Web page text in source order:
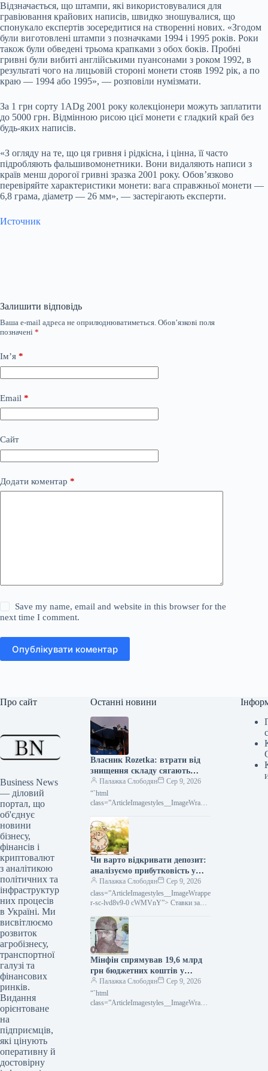
Відзначається, що штампи, які використовувалися для
гравіювання крайових написів, швидко зношувалися, що
спонукало експертів зосередитися на створенні нових. «Згодом
були виготовлені штампи з позначками 1994 і 1995 років. Роки
також були обведені трьома крапками з обох боків. Пробні
гривні були вибиті англійськими пуансонами з роком 1992, в
результаті чого на лицьовій стороні монети стояв 1992 рік, а по
краю — 1994 або 1995», — розповіли нумізмати.
За 1 грн сорту 1ADg 2001 року колекціонери можуть заплатити
до 5000 грн. Відмінною рисою цієї монети є гладкий край без
будь-яких написів.
«З огляду на те, що ця гривня і рідкісна, і цінна, її часто
підробляють фальшивомонетники. Вони видаляють написи з
країв менш дорогої гривні зразка 2001 року. Обов’язково
перевіряйте характеристики монети: вага справжньої монети —
6,8 грама, діаметр — 26 мм», — застерігають експерти.
Источник
Залишити відповідь
Ваша e-mail адреса не оприлюднюватиметься. Обов’язкові поля
позначені *
Ім’я *
Email *
Сайт
Додати коментар *
Save my name, email and website in this browser for the
next time I comment.
Опублікувати коментар
Про сайт
Business News
— діловий
портал, що
об'єднує
новини
бізнесу,
фінансів і
криптовалют
з аналітикою
політичних та
інфраструктур
них процесів
в Україні. Ми
висвітлюємо
розвиток
агробізнесу,
транспортної
галузі та
фінансових
ринків.
Видання
орієнтоване
на
підприємців,
які цінують
оперативну й
достовірну
Останні новини
Власник Rozetka: втрати від
знищення складу сягають
мільярдів гривень
Палажка Слободян
Сер 9, 2026
“`html
class=”ArticleImagestyles__ImageWrappe
src="/wp-
content/uploads/2026/08/cb2b6149ecf674
28173c470a7e114f83.jpg" alt="5 серпня
три балістичні ракети рф зруйнували
найбільший розподільчий складський
комплекс Rozetka в
Чи варто відкривати депозит:
аналізуємо прибутковість у
нинішніх умовах
Палажка Слободян
Сер 9, 2026
class=”ArticleImagestyles__ImageWrappe
r-sc-lvd8v9-0 cWMVnY”> Ставки за
ставки Національним банком поки не
транслювалося у зростання ставок
Мінфін спрямував 19,6 млрд
грн бюджетних коштів у
липні: головні трансферти
Палажка Слободян
Сер 9, 2026
“`html
class=”ArticleImagestyles__ImageWrappe